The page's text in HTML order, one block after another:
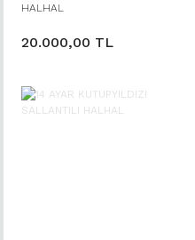
HALHAL
20.000,00 TL